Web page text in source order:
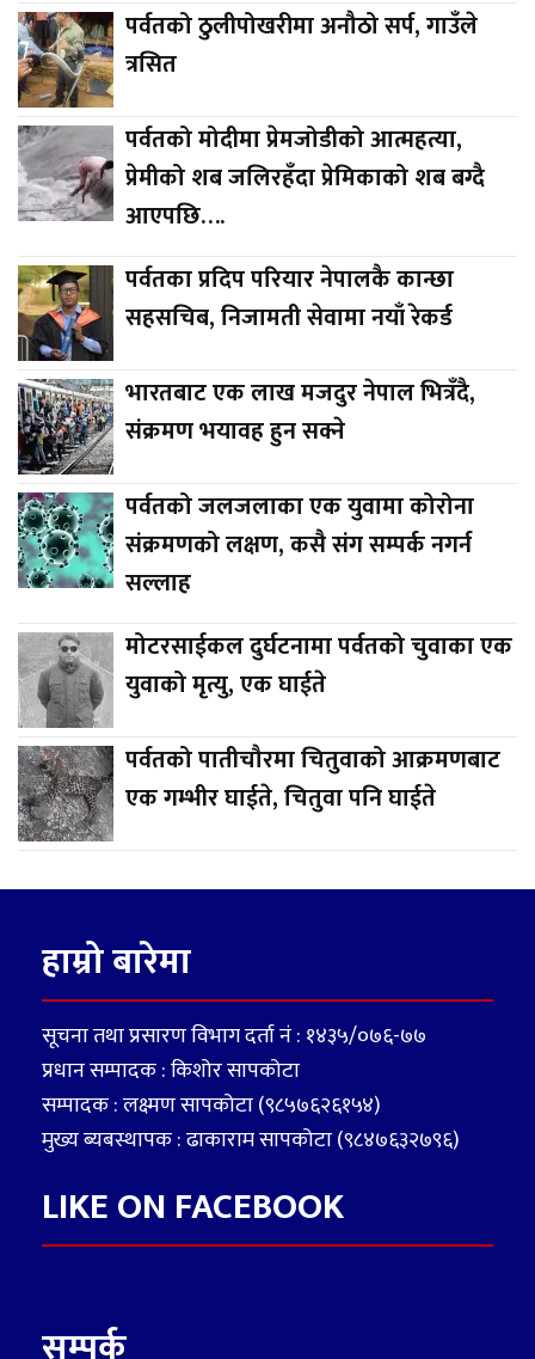
पर्वतको ठुलीपोखरीमा अनौठो सर्प, गाउँले
त्रसित
पर्वतको मोदीमा प्रेमजोडीको आत्महत्या,
प्रेमीको शब जलिरहँदा प्रेमिकाको शब बग्दै
आएपछि….
पर्वतका प्रदिप परियार नेपालकै कान्छा
सहसचिब, निजामती सेवामा नयाँ रेकर्ड
भारतबाट एक लाख मजदुर नेपाल भित्रँदै,
संक्रमण भयावह हुन सक्ने
पर्वतको जलजलाका एक युवामा कोरोना
संक्रमणको लक्षण, कसै संग सम्पर्क नगर्न
सल्लाह
मोटरसाईकल दुर्घटनामा पर्वतको चुवाका एक
युवाको मृत्यु, एक घाईते
पर्वतको पातीचौरमा चितुवाको आक्रमणबाट
एक गम्भीर घाईते, चितुवा पनि घाईते
हाम्रो बारेमा
सूचना तथा प्रसारण विभाग दर्ता नं : १४३५/०७६-७७
प्रधान सम्पादक : किशोर सापकोटा
सम्पादक : लक्ष्मण सापकोटा (९८५७६२६१५४)
मुख्य ब्यबस्थापक : ढाकाराम सापकोटा (९८४७६३२७९६)
LIKE ON FACEBOOK